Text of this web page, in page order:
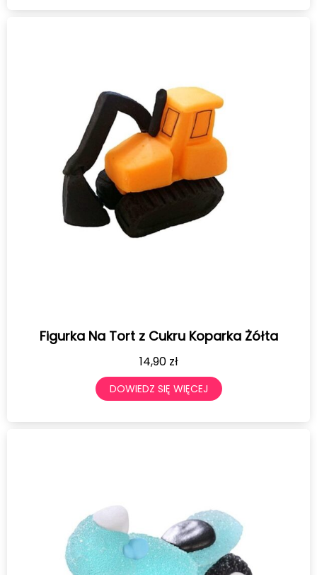
Figurka Na Tort z Cukru Koparka Żółta
14,90 zł
DOWIEDZ SIĘ WIĘCEJ